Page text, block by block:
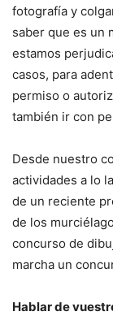
fotografía y
saber que es un
estamos
casos, para
permiso o
también ir con
Desde nuestro
actividades a lo
de un reciente
de los
concurso de
marcha un
Hablar de